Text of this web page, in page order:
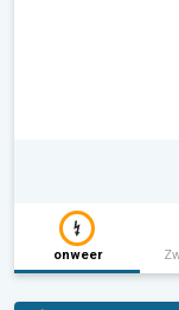
onweer